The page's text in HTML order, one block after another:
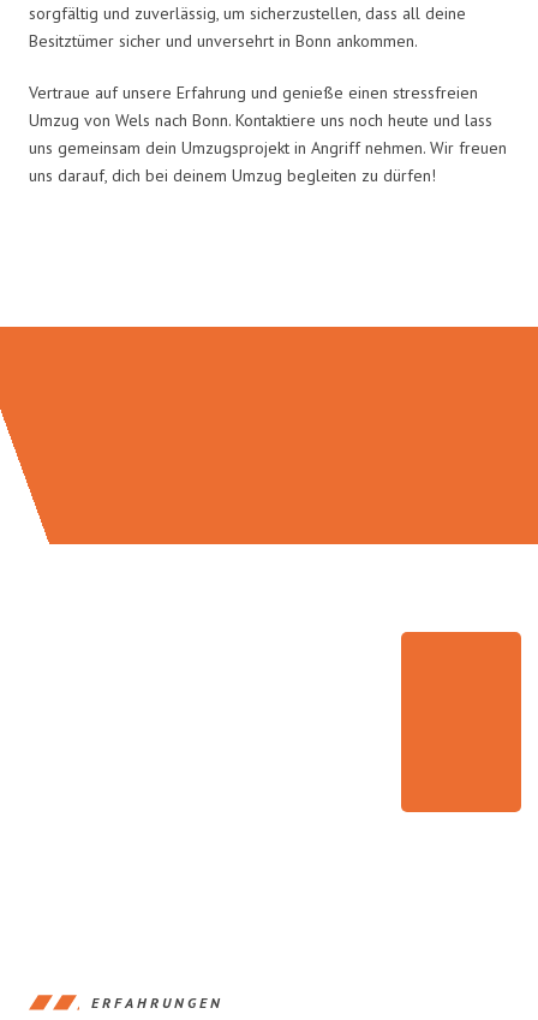
sorgfältig und zuverlässig, um sicherzustellen, dass all deine
Besitztümer sicher und unversehrt in Bonn ankommen.
Vertraue auf unsere Erfahrung und genieße einen stressfreien
Umzug von Wels nach Bonn. Kontaktiere uns noch heute und lass
uns gemeinsam dein Umzugsprojekt in Angriff nehmen. Wir freuen
uns darauf, dich bei deinem Umzug begleiten zu dürfen!
ERFAHRUNGEN